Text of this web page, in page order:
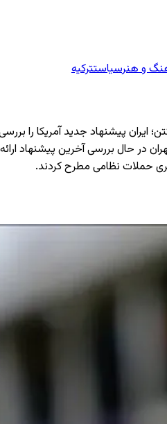
و هنرسیاستترکیه
ایران پیشنهاد جدید آمریکا را
در حال بررسی آخرین پیشنهاد
حملات نظامی مطرح کردند.